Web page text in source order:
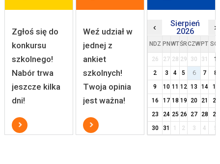
Zgłoś się do
konkursu
szkolnego!
Nabór trwa
jeszcze kilka
dni!
Weź udział w
jednej z
ankiet
szkolnych!
Twoja opinia
jest ważna!
‹
Sierpień
2026
›
NDZ PN WTŚRCZW PT
26 27 28 29 30 31
1
2
3 4 5 6 7
8
9
10 11 12 13 14
15
16
17 18 19 20 21
22
23
24 25 26 27 28
29
30
31 1 2 3 4 5